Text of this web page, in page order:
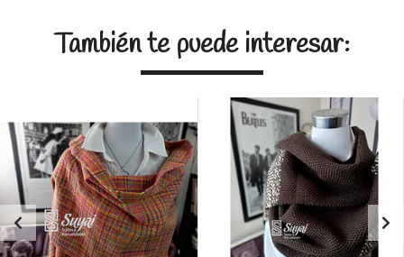
También te puede interesar: